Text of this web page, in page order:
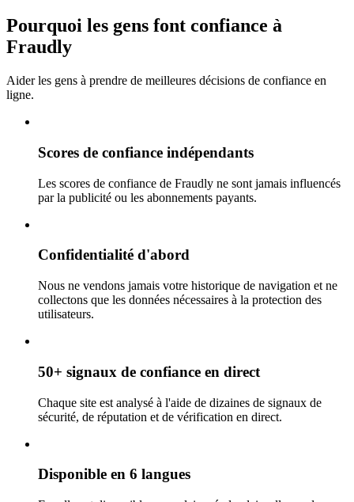
Pourquoi les gens font confiance à
Fraudly
Aider les gens à prendre de meilleures décisions de confiance en
ligne.
Scores de confiance indépendants
Les scores de confiance de Fraudly ne sont jamais influencés
par la publicité ou les abonnements payants.
Confidentialité d'abord
Nous ne vendons jamais votre historique de navigation et ne
collectons que les données nécessaires à la protection des
utilisateurs.
50+ signaux de confiance en direct
Chaque site est analysé à l'aide de dizaines de signaux de
sécurité, de réputation et de vérification en direct.
Disponible en 6 langues